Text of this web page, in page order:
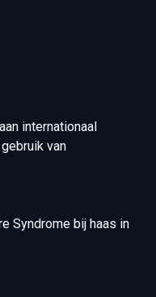
internationaal
van
Syndrome bij haas in